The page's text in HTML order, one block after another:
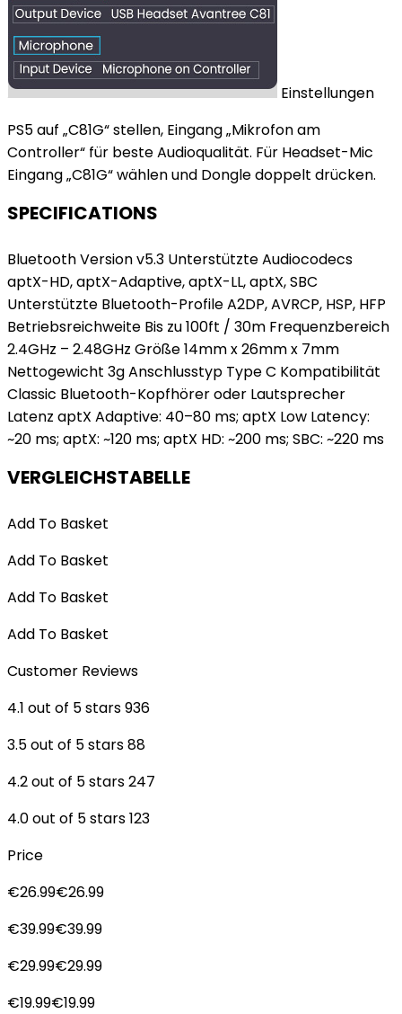
Einstellungen
PS5 auf „C81G“ stellen, Eingang „Mikrofon am
Controller“ für beste Audioqualität. Für Headset-Mic
Eingang „C81G“ wählen und Dongle doppelt drücken.
SPECIFICATIONS
Bluetooth Version v5.3 Unterstützte Audiocodecs
aptX-HD, aptX-Adaptive, aptX-LL, aptX, SBC
Unterstützte Bluetooth-Profile A2DP, AVRCP, HSP, HFP
Betriebsreichweite Bis zu 100ft / 30m Frequenzbereich
2.4GHz – 2.48GHz Größe 14mm x 26mm x 7mm
Nettogewicht 3g Anschlusstyp Type C Kompatibilität
Classic Bluetooth-Kopfhörer oder Lautsprecher
Latenz aptX Adaptive: 40–80 ms; aptX Low Latency:
~20 ms; aptX: ~120 ms; aptX HD: ~200 ms; SBC: ~220 ms
VERGLEICHSTABELLE
Add To Basket
Add To Basket
Add To Basket
Add To Basket
Customer Reviews
4.1 out of 5 stars 936
3.5 out of 5 stars 88
4.2 out of 5 stars 247
4.0 out of 5 stars 123
Price
€26.99€26.99
€39.99€39.99
€29.99€29.99
€19.99€19.99